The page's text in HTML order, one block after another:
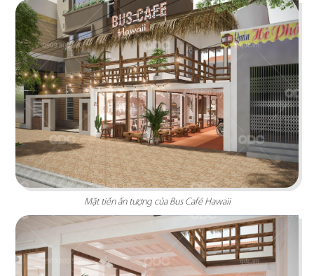
ÁN
SHOWROOM
TIN
TỨC
LIÊN
HỆ
THE STREET "NHẬU CÓ CHẤT"
The Street được dựa trên văn hóa vỉa hè độc
đáo, xen lẫn hơi thở của đường phố, mang đến
vẻ đẹp Việt Nam đặc trưng cho thực khách
Chi tiết
Mặt tiền ấn tượng của Bus Café Hawaii